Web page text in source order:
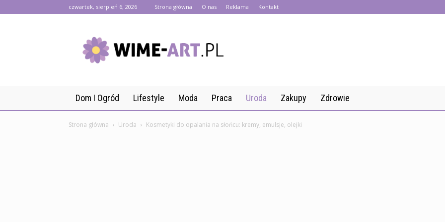
czwartek, sierpień 6, 2026 Strona główna O nas Reklama Kontakt
art.pl
Dom I Ogród Lifestyle Moda Praca Uroda Zakupy Zdrowie
Strona główna Uroda Kosmetyki do opalania na słońcu: kremy, emulsje, olejki